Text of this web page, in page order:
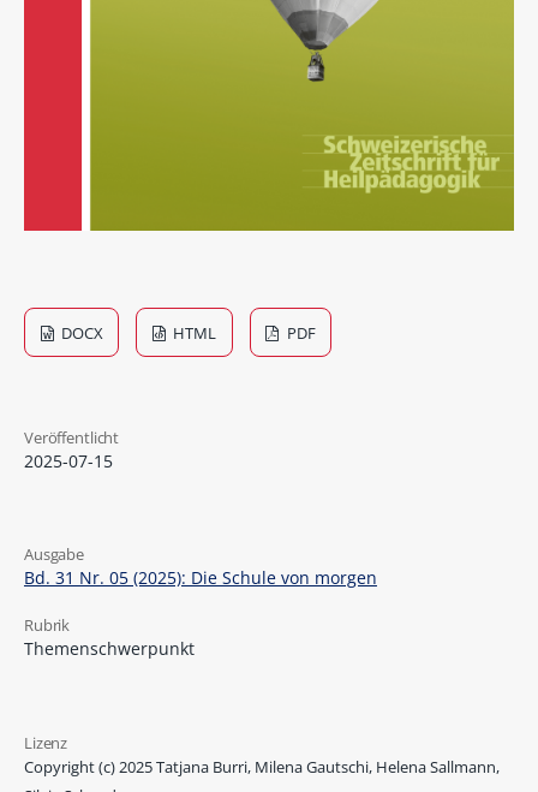
DOCX HTML PDF
Veröffentlicht
2025-07-15
Ausgabe
Bd. 31 Nr. 05 (2025): Die Schule von morgen
Rubrik
Themenschwerpunkt
Lizenz
Copyright (c) 2025 Tatjana Burri, Milena Gautschi, Helena Sallmann,